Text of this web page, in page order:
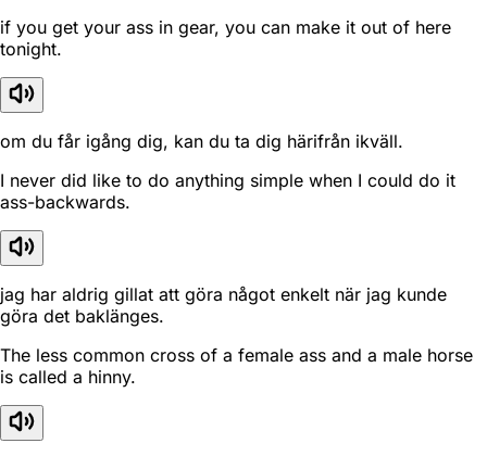
if you get your ass in gear, you can make it out of here
tonight.
om du får igång dig, kan du ta dig härifrån ikväll.
I never did like to do anything simple when I could do it
ass-backwards.
jag har aldrig gillat att göra något enkelt när jag kunde
göra det baklänges.
The less common cross of a female ass and a male horse
is called a hinny.